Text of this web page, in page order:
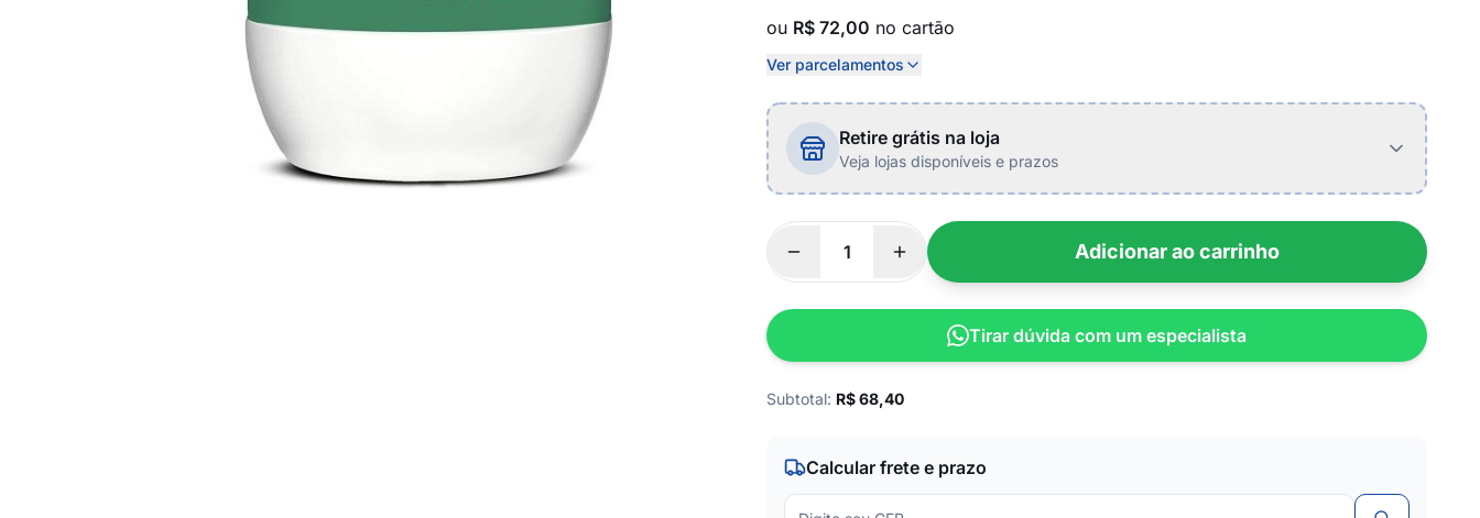
ou R$ 72,00 no cartão
Ver parcelamentos
Retire grátis na loja
Veja lojas disponíveis e prazos
Adicionar ao carrinho
Tirar dúvida com um especialista
Subtotal: R$68,40
Calcular frete e prazo